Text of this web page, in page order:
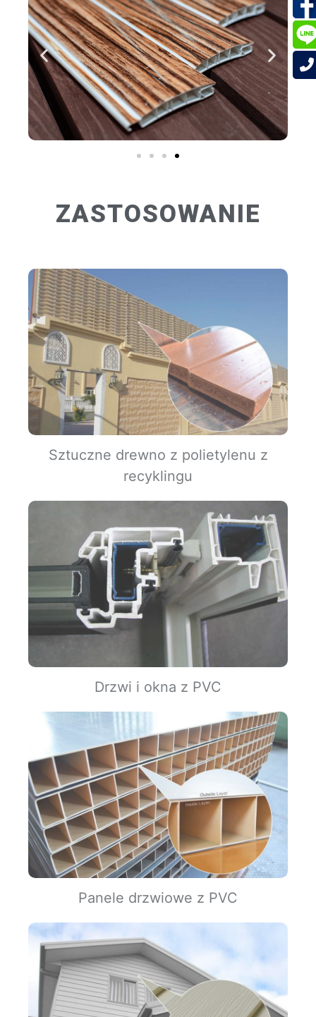
ZASTOSOWANIE
Sztuczne drewno z polietylenu z
recyklingu
Drzwi i okna z PVC
Panele drzwiowe z PVC